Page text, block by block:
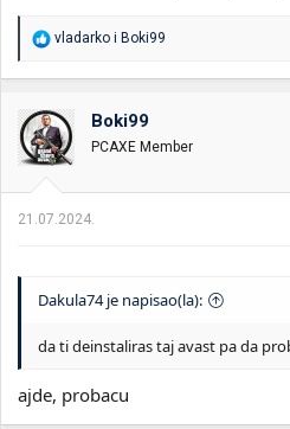
R
a
o
v
a
n
:
vladarko i Boki99
Boki99
PCAXE Member
21.07.2024.
Dakula74 je napisao(la):
da ti deinstaliras taj avast pa da
ajde, probacu